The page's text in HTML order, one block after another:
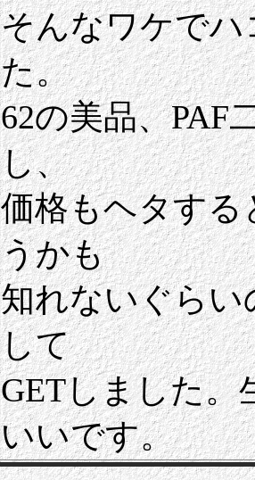
そんなワケで
た。
62の美品、PAF
し、
価格もヘタする
うかも
知れないぐら
して
GETしました。
いいです。